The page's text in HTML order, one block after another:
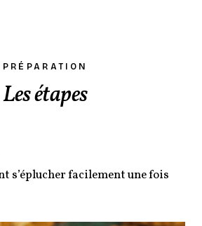
PRÉPARATION
Les étapes
s’éplucher facilement une fois